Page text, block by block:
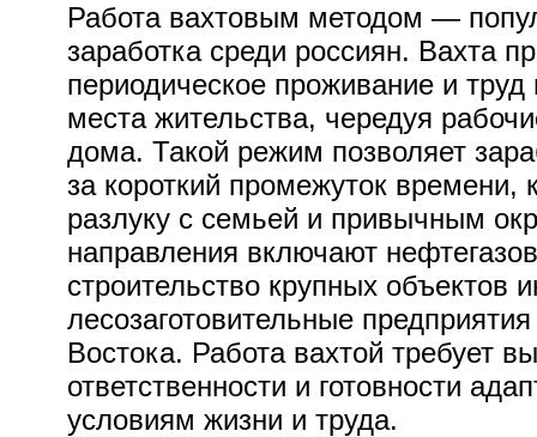
Работа вахтовым методом —
заработка среди россиян. Вахта
периодическое проживание и труд
места жительства, чередуя
дома. Такой режим позволяет
за короткий промежуток
разлуку с семьей и привычным
направления включают
строительство крупных объектов
лесозаготовительные
Востока. Работа вахтой требует
ответственности и готовности
условиям жизни и труда.